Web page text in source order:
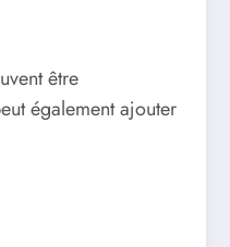
être
également ajouter